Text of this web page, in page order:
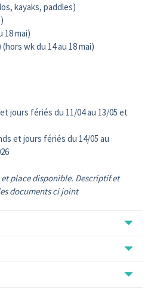
kayaks, paddles)
18 mai)
wk du 14 au 18 mai)
jours fériés du 11/04 au 13/05 et
et jours fériés du 14/05 au
place disponible. Descriptif et
documents ci joint